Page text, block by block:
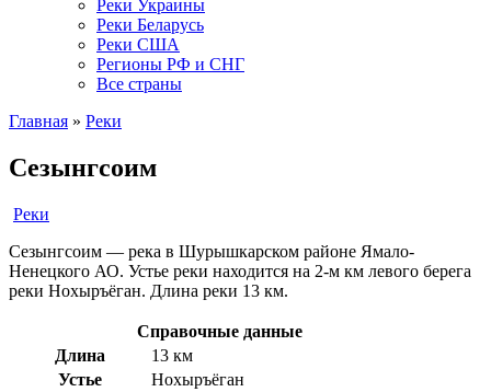
Реки Украины
Реки Беларусь
Реки США
Регионы РФ и СНГ
Все страны
Главная » Реки
Сезынгсоим
Реки
Сезынгсоим — река в Шурышкарском районе Ямало-
Ненецкого АО. Устье реки находится на 2-м км левого берега
реки Нохыръёган. Длина реки 13 км.
Справочные данные
Длина
13 км
Устье
Нохыръёган